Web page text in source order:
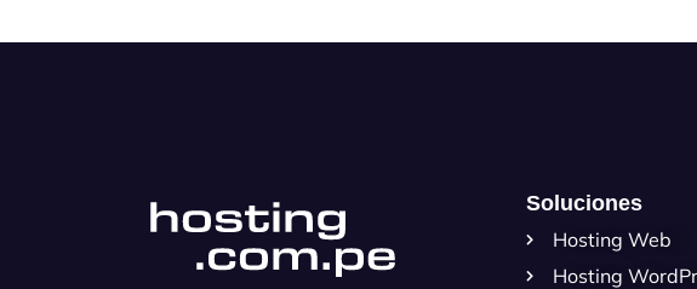
Soluciones
Hosting Web
Hosting